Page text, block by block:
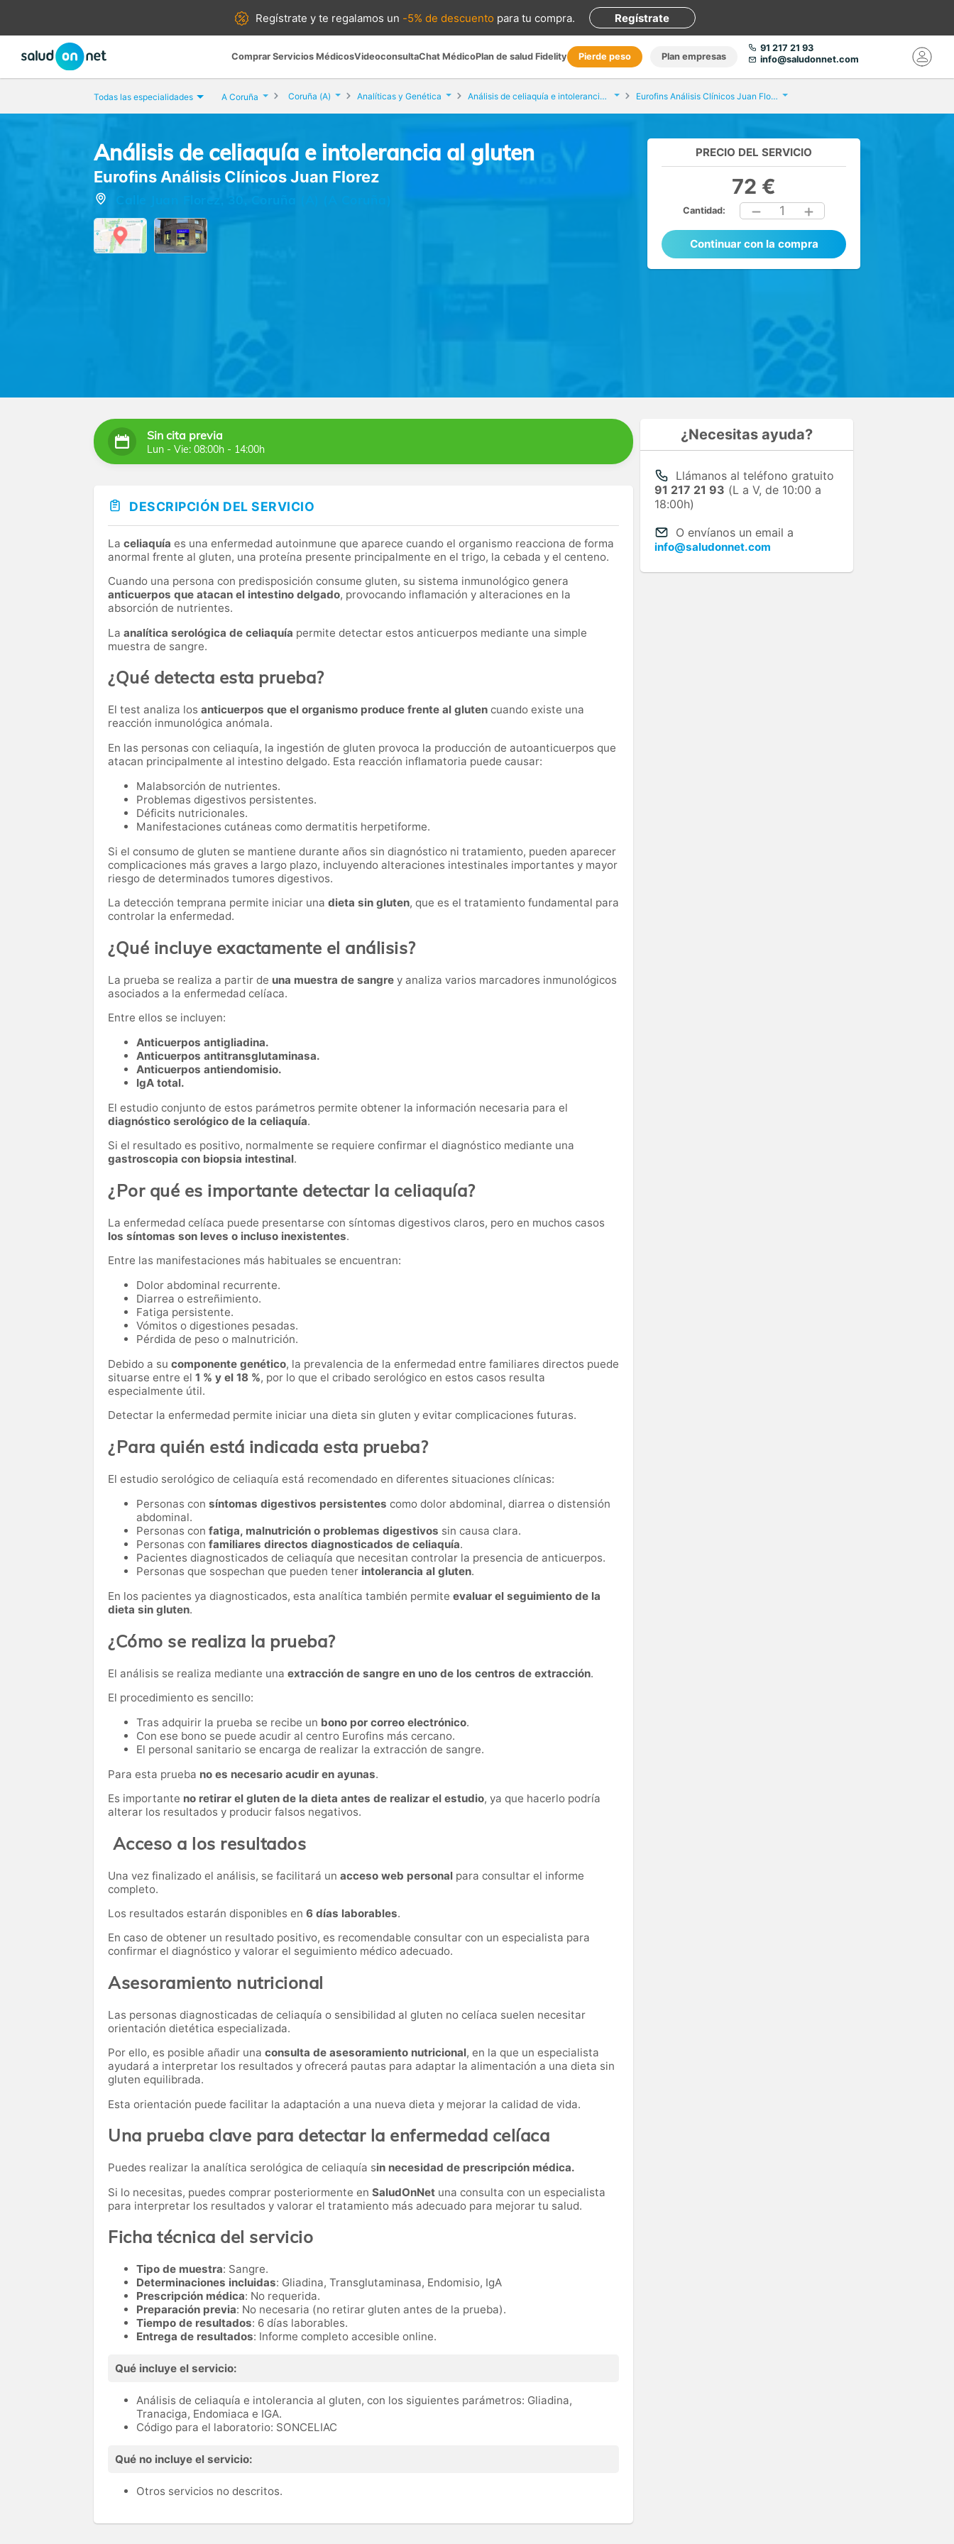
Regístrate yte regalamos un -5% de descuento para tu compra. Regístrate
Comprar Servicios MédicosVideoconsultaChat MédicoPlan de salud Fidelity Pierde peso Plan empresas
91 217 21 93
info@saludonnet.com
Todas las especialidades A Coruña Coruña (A) Analíticas y Genética Análisis de celiaquía e intolerancia al gluten Eurofins Análisis Clínicos Juan Florez
Análisis de celiaquía e intolerancia al gluten
Eurofins Análisis Clínicos Juan Florez
PRECIO DEL SERVICIO
72 €
Cantidad: 1
Continuar con la compra
Sin cita previa
Lun - Vie: 08:00h - 14:00h
DESCRIPCIÓN DEL SERVICIO
La celiaquía es una enfermedad autoinmune que aparece cuando el organismo reacciona de forma
anormal frente al gluten, una proteína presente principalmente en el trigo, la cebada y el centeno.
Cuando una persona con predisposición consume gluten, su sistema inmunológico genera
anticuerpos que atacan el intestino delgado, provocando inflamación y alteraciones en la
absorción de nutrientes.
La analítica serológica de celiaquía permite detectar estos anticuerpos mediante una simple
muestra de sangre.
¿Qué detecta esta prueba?
El test analiza los anticuerpos que el organismo produce frente al gluten cuando existe una
reacción inmunológica anómala.
En las personas con celiaquía, la ingestión de gluten provoca la producción de autoanticuerpos que
atacan principalmente al intestino delgado. Esta reacción inflamatoria puede causar:
Malabsorción de nutrientes.
Problemas digestivos persistentes.
Déficits nutricionales.
Manifestaciones cutáneas como dermatitis herpetiforme.
Si el consumo de gluten se mantiene durante años sin diagnóstico ni tratamiento, pueden aparecer
complicaciones más graves a largo plazo, incluyendo alteraciones intestinales importantes y mayor
riesgo de determinados tumores digestivos.
La detección temprana permite iniciar una dieta sin gluten, que es el tratamiento fundamental para
controlar la enfermedad.
¿Qué incluye exactamente el análisis?
La prueba se realiza a partir de una muestra de sangre y analiza varios marcadores inmunológicos
asociados a la enfermedad celíaca.
Entre ellos se incluyen:
Anticuerpos antigliadina.
Anticuerpos antitransglutaminasa.
Anticuerpos antiendomisio.
IgA total.
El estudio conjunto de estos parámetros permite obtener la información necesaria para el
diagnóstico serológico de la celiaquía.
Si el resultado es positivo, normalmente se requiere confirmar el diagnóstico mediante una
gastroscopia con biopsia intestinal.
¿Por qué es importante detectar la celiaquía?
La enfermedad celíaca puede presentarse con síntomas digestivos claros, pero en muchos casos
los síntomas son leves o incluso inexistentes.
Entre las manifestaciones más habituales se encuentran:
Dolor abdominal recurrente.
Diarrea o estreñimiento.
Fatiga persistente.
Vómitos o digestiones pesadas.
Pérdida de peso o malnutrición.
Debido a su componente genético, la prevalencia de la enfermedad entre familiares directos puede
situarse entre el 1 % y el 18 %, por lo que el cribado serológico en estos casos resulta
especialmente útil.
Detectar la enfermedad permite iniciar una dieta sin gluten y evitar complicaciones futuras.
¿Para quién está indicada esta prueba?
El estudio serológico de celiaquía está recomendado en diferentes situaciones clínicas:
Personas con síntomas digestivos persistentes como dolor abdominal, diarrea o distensión
abdominal.
Personas con fatiga, malnutrición o problemas digestivos sin causa clara.
Personas con familiares directos diagnosticados de celiaquía.
Pacientes diagnosticados de celiaquía que necesitan controlar la presencia de anticuerpos.
Personas que sospechan que pueden tener intolerancia al gluten.
En los pacientes ya diagnosticados, esta analítica también permite evaluar el seguimiento de la
dieta sin gluten.
¿Cómo se realiza la prueba?
El análisis se realiza mediante una extracción de sangre en uno de los centros de extracción.
El procedimiento es sencillo:
Tras adquirir la prueba se recibe un bono por correo electrónico.
Con ese bono se puede acudir al centro Eurofins más cercano.
El personal sanitario se encarga de realizar la extracción de sangre.
Para esta prueba no es necesario acudir en ayunas.
Es importante no retirar el gluten de la dieta antes de realizar el estudio, ya que hacerlo podría
alterar los resultados y producir falsos negativos.
Acceso a los resultados
Una vez finalizado el análisis, se facilitará un acceso web personal para consultar el informe
completo.
Los resultados estarán disponibles en 6 días laborables.
En caso de obtener un resultado positivo, es recomendable consultar con un especialista para
confirmar el diagnóstico y valorar el seguimiento médico adecuado.
Asesoramiento nutricional
Las personas diagnosticadas de celiaquía o sensibilidad al gluten no celíaca suelen necesitar
orientación dietética especializada.
Por ello, es posible añadir una consulta de asesoramiento nutricional, en la que un especialista
ayudará a interpretar los resultados y ofrecerá pautas para adaptar la alimentación a una dieta sin
gluten equilibrada.
Esta orientación puede facilitar la adaptación a una nueva dieta y mejorar la calidad de vida.
Una prueba clave para detectar la enfermedad celíaca
Puedes realizar la analítica serológica de celiaquía sin necesidad de prescripción médica.
Si lo necesitas, puedes comprar posteriormente en SaludOnNet una consulta con un especialista
para interpretar los resultados y valorar el tratamiento más adecuado para mejorar tu salud.
Ficha técnica del servicio
Tipo de muestra: Sangre.
Determinaciones incluidas: Gliadina, Transglutaminasa, Endomisio, IgA
Prescripción médica: No requerida.
Preparación previa: No necesaria (no retirar gluten antes de la prueba).
Tiempo de resultados: 6 días laborables.
Entrega de resultados: Informe completo accesible online.
Qué incluye el servicio:
Análisis de celiaquía e intolerancia al gluten, con los siguientes parámetros: Gliadina,
Tranaciga, Endomiaca e IGA.
Código para el laboratorio: SONCELIAC
Qué no incluye el servicio:
Otros servicios no descritos.
¿Necesitas ayuda?
Llámanos al teléfono gratuito
91 217 21 93 (L a V, de 10:00 a
18:00h)
O envíanos un email a
info@saludonnet.com